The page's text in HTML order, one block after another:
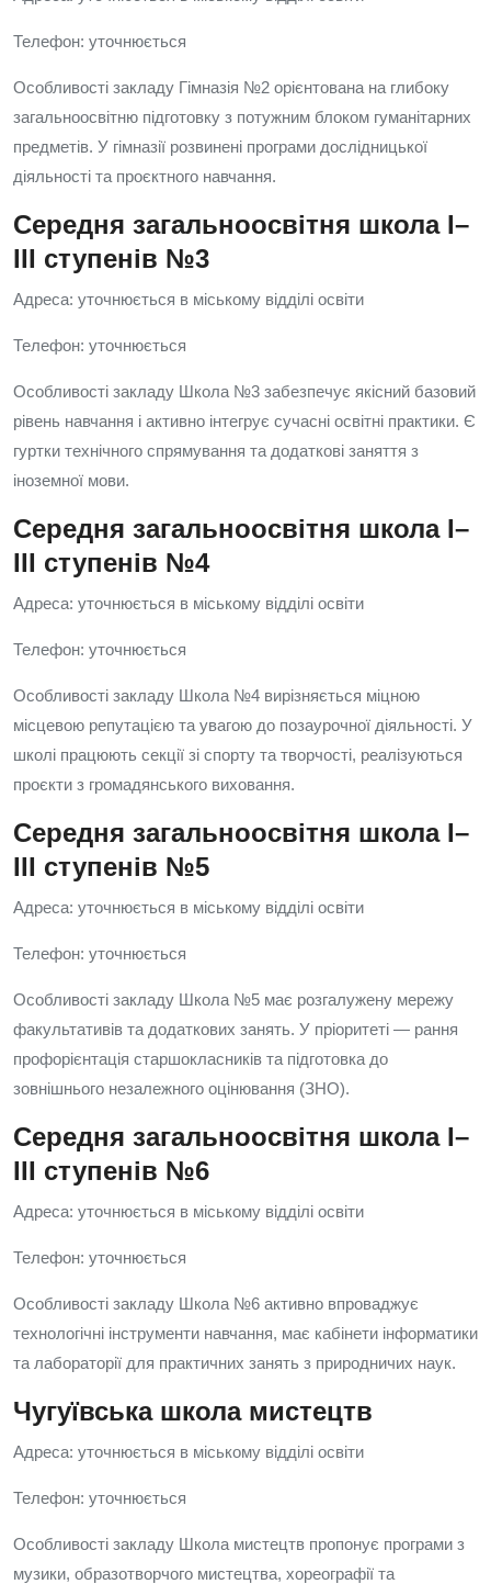
Телефон: уточнюється
Особливості закладу Гімназія №2 орієнтована на глибоку
загальноосвітню підготовку з потужним блоком гуманітарних
предметів. У гімназії розвинені програми дослідницької
діяльності та проєктного навчання.
Середня загальноосвітня школа I–
III ступенів №3
Адреса: уточнюється в міському відділі освіти
Телефон: уточнюється
Особливості закладу Школа №3 забезпечує якісний базовий
рівень навчання і активно інтегрує сучасні освітні практики. Є
гуртки технічного спрямування та додаткові заняття з
іноземної мови.
Середня загальноосвітня школа I–
III ступенів №4
Адреса: уточнюється в міському відділі освіти
Телефон: уточнюється
Особливості закладу Школа №4 вирізняється міцною
місцевою репутацією та увагою до позаурочної діяльності. У
школі працюють секції зі спорту та творчості, реалізуються
проєкти з громадянського виховання.
Середня загальноосвітня школа I–
III ступенів №5
Адреса: уточнюється в міському відділі освіти
Телефон: уточнюється
Особливості закладу Школа №5 має розгалужену мережу
факультативів та додаткових занять. У пріоритеті — рання
профорієнтація старшокласників та підготовка до
зовнішнього незалежного оцінювання (ЗНО).
Середня загальноосвітня школа I–
III ступенів №6
Адреса: уточнюється в міському відділі освіти
Телефон: уточнюється
Особливості закладу Школа №6 активно впроваджує
технологічні інструменти навчання, має кабінети інформатики
та лабораторії для практичних занять з природничих наук.
Чугуївська школа мистецтв
Адреса: уточнюється в міському відділі освіти
Телефон: уточнюється
Особливості закладу Школа мистецтв пропонує програми з
музики, образотворчого мистецтва, хореографії та